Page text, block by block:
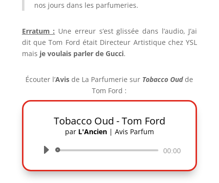
nos jours dans les parfumeries.
Erratum : Une erreur s’est glissée dans l’audio, J’ai
dit que Tom Ford était Directeur Artistique chez YSL
mais je voulais parler de Gucci.
Écouter l’Avisde La Parfumerie sur Tobacco Oudde
Tom Ford :
Tobacco Oud - Tom Ford
par L'Ancien| Avis Parfum
Lecteur
00:00